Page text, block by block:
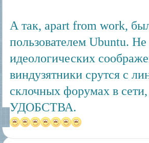
А так, apart from work,
пользователем Ubuntu.
идеологических
виндузятники срутся с
склочных форумах в
УДОБСТВА.